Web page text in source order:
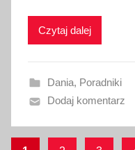
w
n
o
7
Czytaj dalej
Dania, Poradniki
Dodaj komentarz